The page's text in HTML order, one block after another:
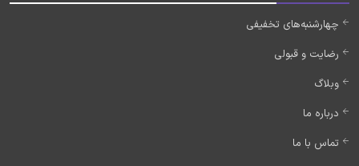
چهارشنبه‌های تخفیفی
رضایت و قبولی
وبلاگ
درباره ما
تماس با ما